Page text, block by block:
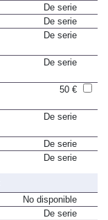
De serie
De serie
De serie
De serie
50 €
De serie
De serie
De serie
No disponible
De serie